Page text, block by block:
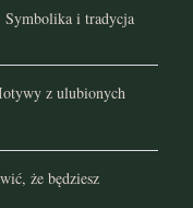
Symbolika i tradycja
z ulubionych
że będziesz